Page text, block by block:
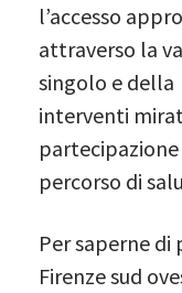
l’accesso
attraverso la
singolo e
interventi
percorso di
Per saperne di
Firenze sud